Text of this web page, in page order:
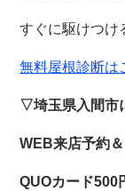
すぐに駆けつけ
無料屋根診断は
▽埼玉県入間市
WEB来店予約
QUOカード500